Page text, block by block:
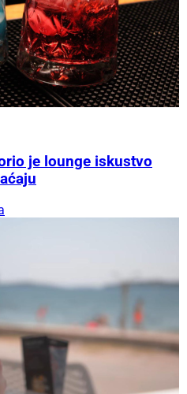
je lounge iskustvo